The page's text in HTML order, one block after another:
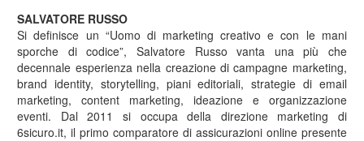
SALVATORE RUSSO
Si definisce un “Uomo di marketing creativo e con le mani
sporche di codice”, Salvatore Russo vanta una più che
decennale esperienza nella creazione di campagne marketing,
brand identity, storytelling, piani editoriali, strategie di email
marketing, content marketing, ideazione e organizzazione
eventi. Dal 2011 si occupa della direzione marketing di
6sicuro.it, il primo comparatore di assicurazioni online presente